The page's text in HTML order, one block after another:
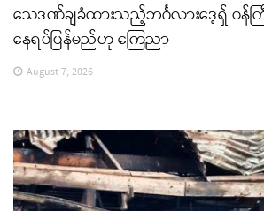
သေဒဏ်ချခံထားသည့်ဘင်္ဂလားဒေ့ရှ် ဝန်က
နေရပ်ပြန်မည်ဟု ကြေညာ
August 7, 2026